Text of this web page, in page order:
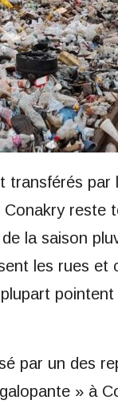
transférés par
reste
la saison
les rues et
pointent
par un des
» à